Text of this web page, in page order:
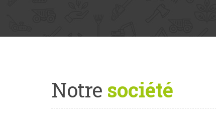
Notre société